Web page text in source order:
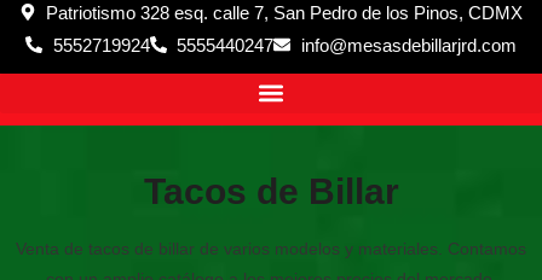
Patriotismo 328 esq. calle 7, San Pedro de los Pinos, CDMX
5552719924
5555440247 info@mesasdebillarjrd.com
Tacos de Billar
Venta de tacos de billar de varios modelos y materiales. Contamos